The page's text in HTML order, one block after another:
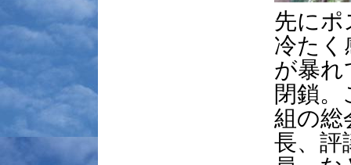
先にポ
冷たく
が暴れ
閉鎖
組の総
長、評